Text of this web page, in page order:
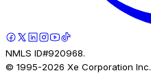
NMLS ID#920968.
© 1995-2026 Xe Corporation Inc.